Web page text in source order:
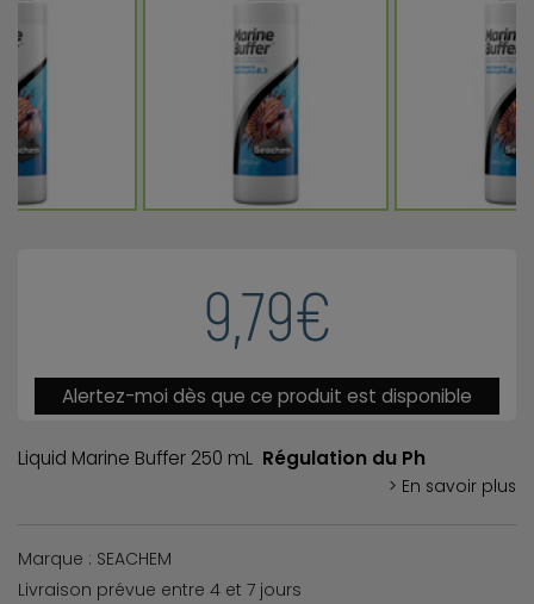
9,79€
Alertez-moi dès que ce produit est disponible
Liquid Marine Buffer 250 mL Régulation du Ph
> En savoir plus
Marque : SEACHEM
Livraison prévue entre 4 et 7 jours